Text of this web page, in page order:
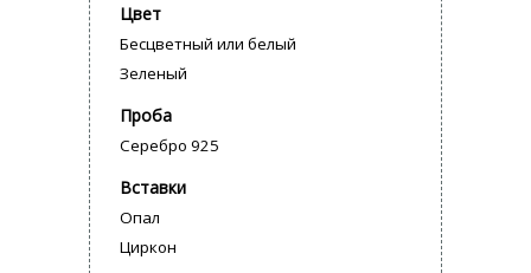
Цвет
Бесцветный или белый
Зеленый
Проба
Серебро 925
Вставки
Опал
Циркон